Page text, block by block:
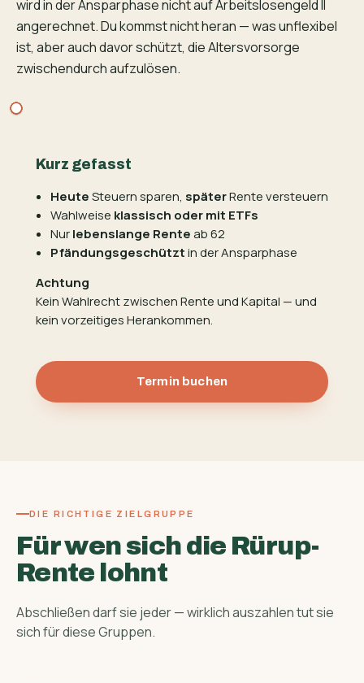
wird in der Anspar­phase nicht auf Arbeitslosengeld II
angerechnet. Du kommst nicht heran — was unflexibel
ist, aber auch davor schützt, die Altersvorsorge
zwischendurch aufzulösen.
Kurz gefasst
HeuteSteuern sparen, späterRente versteuern
Wahlweise klassisch oder mit ETFs
Nurlebenslange Renteab 62
Pfändungsgeschütztin der Ansparphase
Achtung
Kein Wahlrecht zwischen Rente und Kapital — und
kein vorzeitiges Herankommen.
Termin buchen
DIE RICHTIGE ZIELGRUPPE
Für wen sich die Rürup-
Rente lohnt
Abschließen darf sie jeder — wirklich auszahlen tut sie
sich für diese Gruppen.